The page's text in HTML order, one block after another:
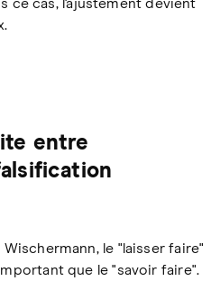
ce cas, l'ajustement devient
entre
le "laisser faire"
que le "savoir faire".